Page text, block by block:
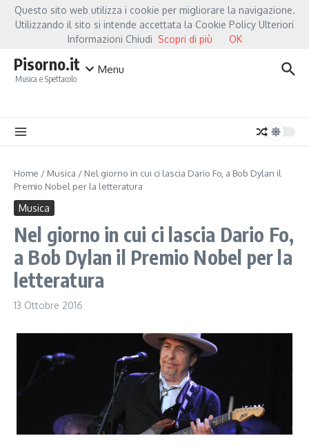
Salta al contenuto
Hot NewsFiorella Mannoia, a Capannori nasce “Anime Salve”: la data zero è un
Pisorno.it
Musica e Spettacolo
Menu
Home / Musica / Nel giorno in cui ci lascia Dario Fo, a Bob Dylan il
Premio Nobel per la letteratura
Musica
Nel giorno in cui ci lascia Dario Fo,
a Bob Dylan il Premio Nobel per la
letteratura
13 Ottobre 2016
Questo sito web utilizza i cookie per migliorare la navigazione.
Utilizzando il sito si intende accettata la Cookie Policy Ulteriori
Informazioni Chiudi Scopri di più OK